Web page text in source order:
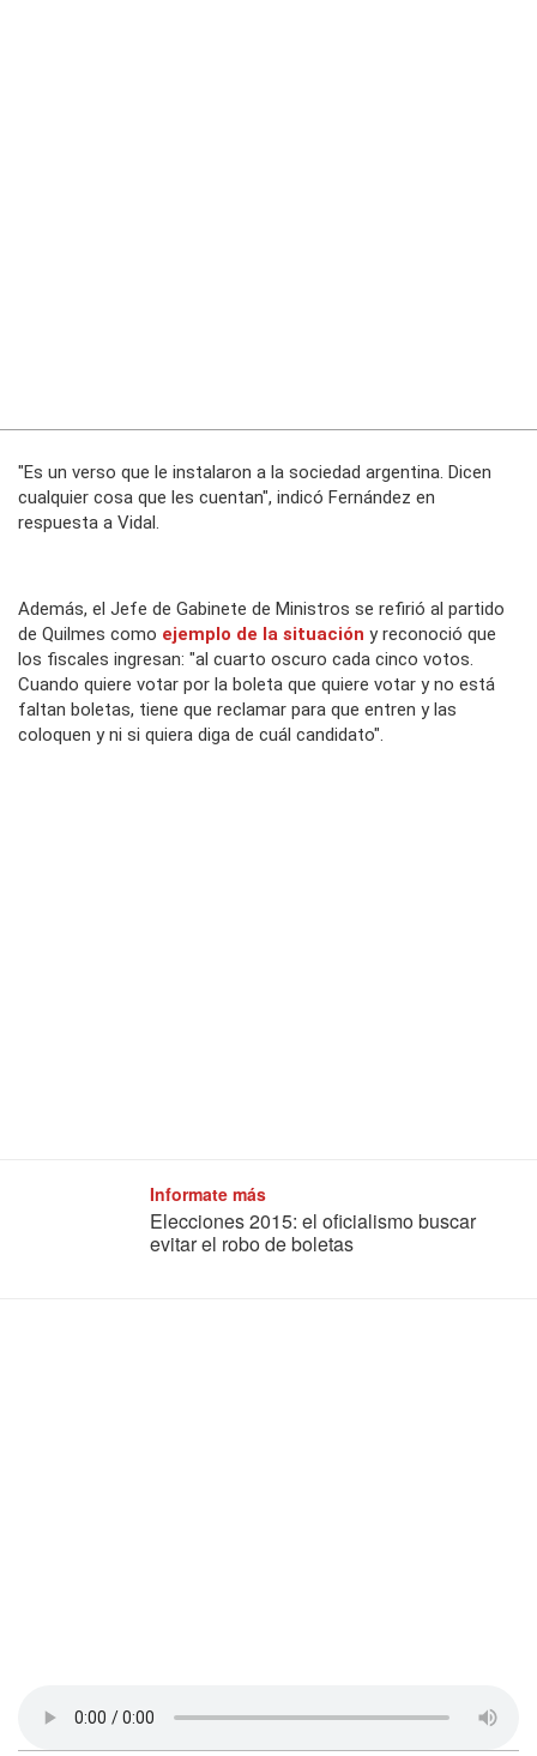
"Es un verso que le instalaron a la sociedad argentina. Dicen
cualquier cosa que les cuentan", indicó Fernández en
respuesta a Vidal.
Además, el Jefe de Gabinete de Ministros se refirió al partido
de Quilmes como ejemplo de la situación y reconoció que
los fiscales ingresan: "al cuarto oscuro cada cinco votos.
Cuando quiere votar por la boleta que quiere votar y no está
faltan boletas, tiene que reclamar para que entren y las
coloquen y ni si quiera diga de cuál candidato".
Informate más
Elecciones 2015: el oficialismo buscar
evitar el robo de boletas